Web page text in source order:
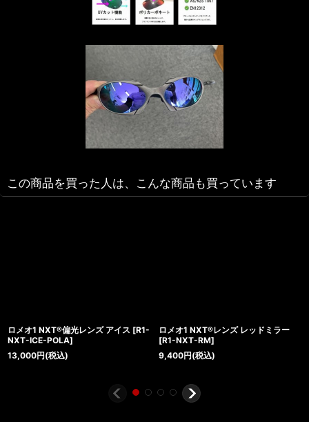
この商品を買った人は、こんな商品も買っています
ロメオ1 NXT®偏光レンズ アイス [R1-
NXT-ICE-POLA]
13,000円(税込)
ロメオ1 NXT®レンズ レッドミラー
[R1-NXT-RM]
9,400円(税込)